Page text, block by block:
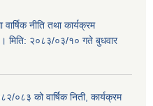
नीति तथा कार्यक्रम
। मिति: २०८३/०३/१० गते बुधवार
०८३ को वार्षिक निती, कार्यक्रम